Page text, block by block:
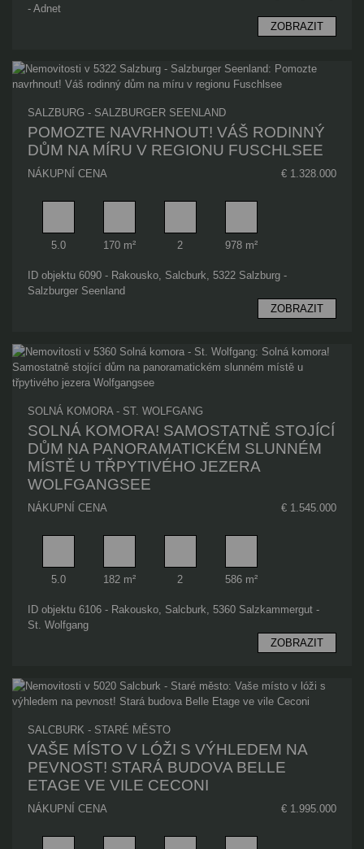
- Adnet
ZOBRAZIT
SALZBURG - SALZBURGER SEENLAND
POMOZTE NAVRHNOUT! VÁŠ RODINNÝ
DŮM NA MÍRU V REGIONU FUSCHLSEE
NÁKUPNÍ CENA € 1.328.000
Pokoj
5.0
Obytný prostor
170 m²
Koupelna
2
Plocha pozemku
978 m²
ID objektu 6090 - Rakousko, Salcburk, 5322 Salzburg -
Salzburger Seenland
ZOBRAZIT
SOLNÁ KOMORA - ST. WOLFGANG
SOLNÁ KOMORA! SAMOSTATNĚ STOJÍCÍ
DŮM NA PANORAMATICKÉM SLUNNÉM
MÍSTĚ U TŘPYTIVÉHO JEZERA
WOLFGANGSEE
NÁKUPNÍ CENA € 1.545.000
Pokoj
5.0
Obytný prostor
182 m²
Koupelna
2
Plocha pozemku
586 m²
ID objektu 6106 - Rakousko, Salcburk, 5360 Salzkammergut -
St. Wolfgang
ZOBRAZIT
SALCBURK - STARÉ MĚSTO
VAŠE MÍSTO V LÓŽI S VÝHLEDEM NA
PEVNOST! STARÁ BUDOVA BELLE
ETAGE VE VILE CECONI
NÁKUPNÍ CENA € 1.995.000